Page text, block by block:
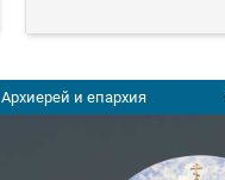
Архиерей и епархия